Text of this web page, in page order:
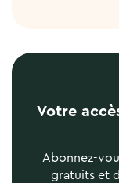
Votre
Abonnez-
gratuits et